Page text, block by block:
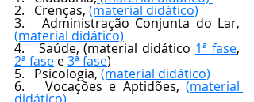
2.   Crenças, (material didático)
(material didático)
4.   Saúde, (material didático 1ª fase
2ª fase e 3ª fase)
5.   Psicologia, (material didático)
6.   Vocações e Aptidões, (material